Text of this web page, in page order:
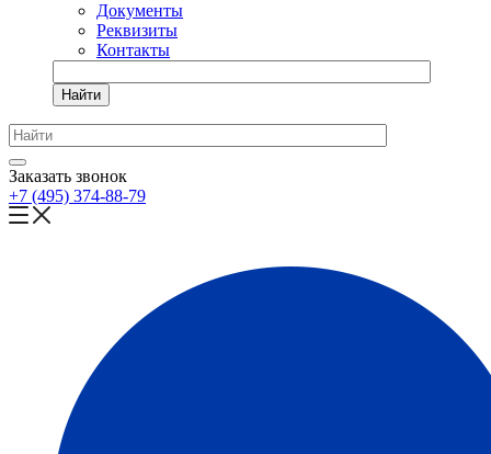
Документы
Реквизиты
Контакты
Найти
Заказать звонок
+7 (495) 374-88-79